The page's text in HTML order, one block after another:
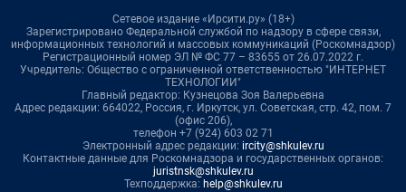
Сетевое издание «Ирсити.ру» (18+)
Зарегистрировано Федеральной службой по надзору в сфере связи,
информационных технологий и массовых коммуникаций (Роскомнадзор)
Регистрационный номер ЭЛ № ФС 77 – 83655 от 26.07.2022 г.
Учредитель: Общество с ограниченной ответственностью "ИНТЕРНЕТ
ТЕХНОЛОГИИ"
Главный редактор: Кузнецова Зоя Валерьевна
Адрес редакции: 664022, Россия, г. Иркутск, ул. Советская, стр. 42, пом. 7
(офис 206),
телефон +7 (924) 603 02 71
Электронный адрес редакции: ircity@shkulev.ru
Контактные данные для Роскомнадзора и государственных органов:
juristnsk@shkulev.ru
Техподдержка: help@shkulev.ru